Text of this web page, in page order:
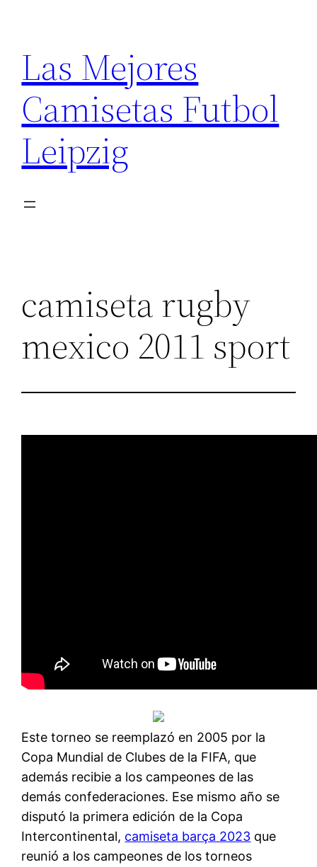
contenido
Las Mejores
Camisetas Futbol
Leipzig
camiseta rugby
mexico 2011 sport
Este torneo se reemplazó en 2005 por la
Copa Mundial de Clubes de la FIFA, que
además recibie a los campeones de las
demás confederaciones. Ese mismo año se
disputó la primera edición de la Copa
Intercontinental, camiseta barça 2023 que
reunió a los campeones de los torneos